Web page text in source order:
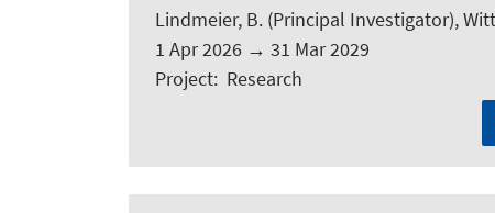
Lindmeier, B. (Principal Investigator),
1 Apr 2026 → 31 Mar 2029
Project: Research